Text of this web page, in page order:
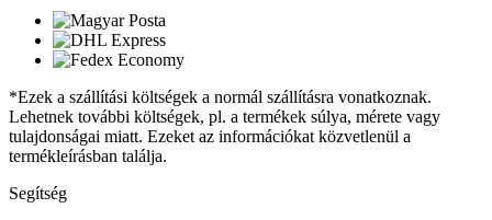
*Ezek a szállítási költségek a normál szállításra vonatkoznak.
Lehetnek további költségek, pl. a termékek súlya, mérete vagy
tulajdonságai miatt. Ezeket az információkat közvetlenül a
termékleírásban találja.
Segítség